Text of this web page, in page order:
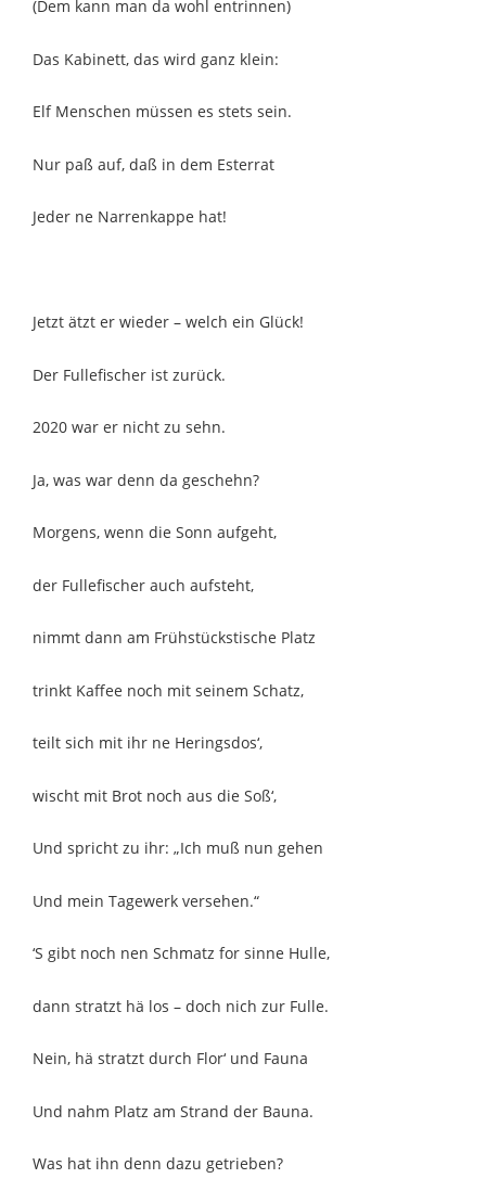
(Dem kann man da wohl entrinnen)
Das Kabinett, das wird ganz klein:
Elf Menschen müssen es stets sein.
Nur paß auf, daß in dem Esterrat
Jeder ne Narrenkappe hat!
Jetzt ätzt er wieder – welch ein Glück!
Der Fullefischer ist zurück.
2020 war er nicht zu sehn.
Ja, was war denn da geschehn?
Morgens, wenn die Sonn aufgeht,
der Fullefischer auch aufsteht,
nimmt dann am Frühstückstische Platz
trinkt Kaffee noch mit seinem Schatz,
teilt sich mit ihr ne Heringsdos‘,
wischt mit Brot noch aus die Soß‘,
Und spricht zu ihr: „Ich muß nun gehen
Und mein Tagewerk versehen.“
‘S gibt noch nen Schmatz for sinne Hulle,
dann stratzt hä los – doch nich zur Fulle.
Nein, hä stratzt durch Flor‘ und Fauna
Und nahm Platz am Strand der Bauna.
Was hat ihn denn dazu getrieben?